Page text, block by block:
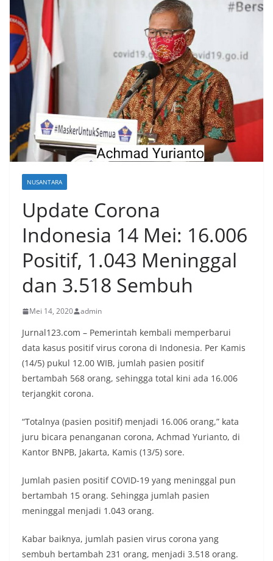
NUSANTARA
Update Corona
Indonesia 14 Mei: 16.006
Positif, 1.043 Meninggal
dan 3.518 Sembuh
Mei 14, 2020 admin
Jurnal123.com – Pemerintah kembali memperbarui
data kasus positif virus corona di Indonesia. Per Kamis
(14/5) pukul 12.00 WIB, jumlah pasien positif
bertambah 568 orang, sehingga total kini ada 16.006
terjangkit corona.
“Totalnya (pasien positif) menjadi 16.006 orang,” kata
juru bicara penanganan corona, Achmad Yurianto, di
Kantor BNPB, Jakarta, Kamis (13/5) sore.
Jumlah pasien positif COVID-19 yang meninggal pun
bertambah 15 orang. Sehingga jumlah pasien
meninggal menjadi 1.043 orang.
Kabar baiknya, jumlah pasien virus corona yang
sembuh bertambah 231 orang, menjadi 3.518 orang.